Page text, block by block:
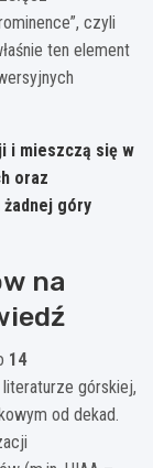
czyli
ten element
i mieszczą się w
oraz
żadnej góry
na
14
górskiej,
od dekad.